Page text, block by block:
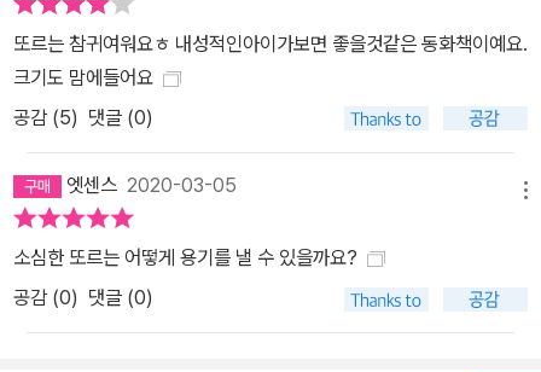
또르는 참귀여워요ㅎ 내성적인아이가보면 좋을것같은 동화책이예요.
크기도 맘에들어요
공감 (5) 댓글 (0)
엣센스 2020-03-05
소심한 또르는 어떻게 용기를 낼 수 있을까요?
공감 (0) 댓글 (0)